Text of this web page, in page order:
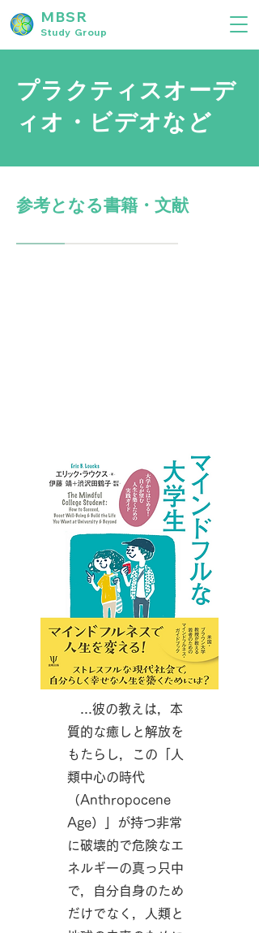
Study Group
MBSR
プラクティスオーデ
ィオ・ビデオなど
参考となる書籍・文献
...彼の教えは，本
質的な癒しと解放を
もたらし，この「人
類中心の時代
（Anthropocene
Age）」が持つ非常
に破壊的で危険なエ
ネルギーの真っ只中
で，自分自身のため
だけでなく，人類と